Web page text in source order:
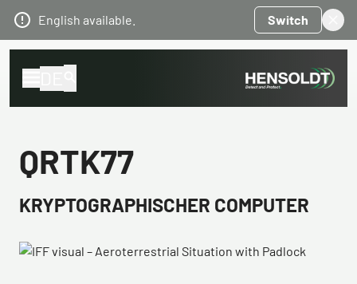
English available. Switch
QRTK77
KRYPTOGRAPHISCHER COMPUTER